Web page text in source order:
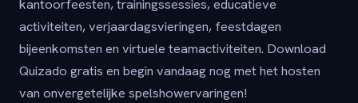
kantoorfeesten, trainingssessies, educatieve
activiteiten, verjaardagsvieringen, feestdagen
bijeenkomsten en virtuele teamactiviteiten. Download
Quizado gratis en begin vandaag nog met het hosten
van onvergetelijke spelshowervaringen!